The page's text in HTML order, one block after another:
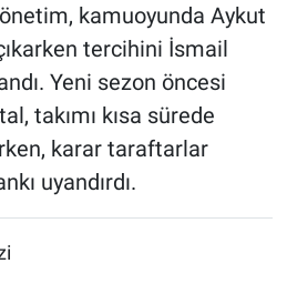
kamuoyunda Aykut
tercihini İsmail
Yeni sezon öncesi
takımı kısa sürede
karar taraftarlar
uyandırdı.